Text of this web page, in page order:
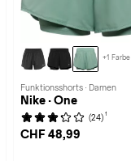
+1 Farbe
Funktionsshorts · Damen
Nike · One
(24) 1
CHF 48,99